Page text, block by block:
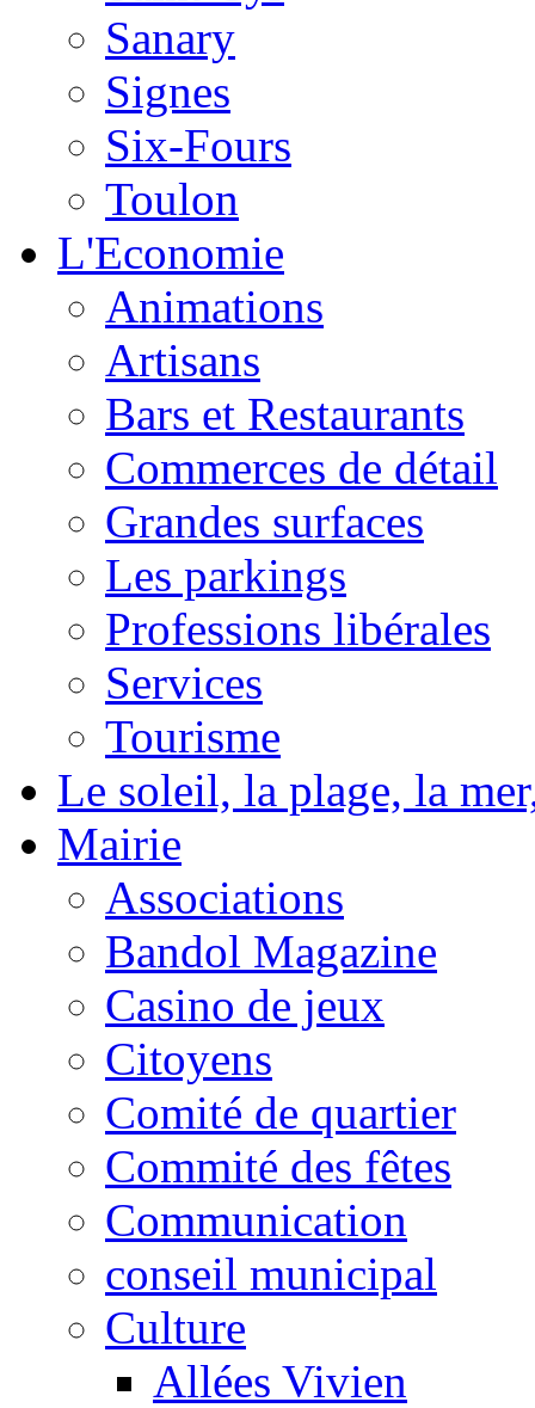
Sanary
Signes
Six-Fours
Toulon
L'Economie
Animations
Artisans
Bars et Restaurants
Commerces de détail
Grandes surfaces
Les parkings
Professions libérales
Services
Tourisme
Le soleil, la plage, la
Mairie
Associations
Bandol Magazine
Casino de jeux
Citoyens
Comité de quartier
Commité des fêtes
Communication
conseil municipal
Culture
Allées Vivien